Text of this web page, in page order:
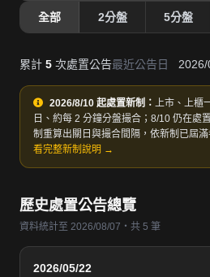
全部 2分盤 5分盤
累計 5 次處置公告最近公告日
2026/8/10 起處置新制： 上市、上櫃
日、約每 2 分鐘分盤撮合；8/10 仍在處
制重算出關日與撮合間隔，依新制已屆
看完整新制說明 →
歷史處置公告總覽
資料統計至 2026/08/07・共 5 筆
2026/05/22